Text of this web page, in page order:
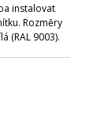
instalovat
Rozměry
(RAL 9003).